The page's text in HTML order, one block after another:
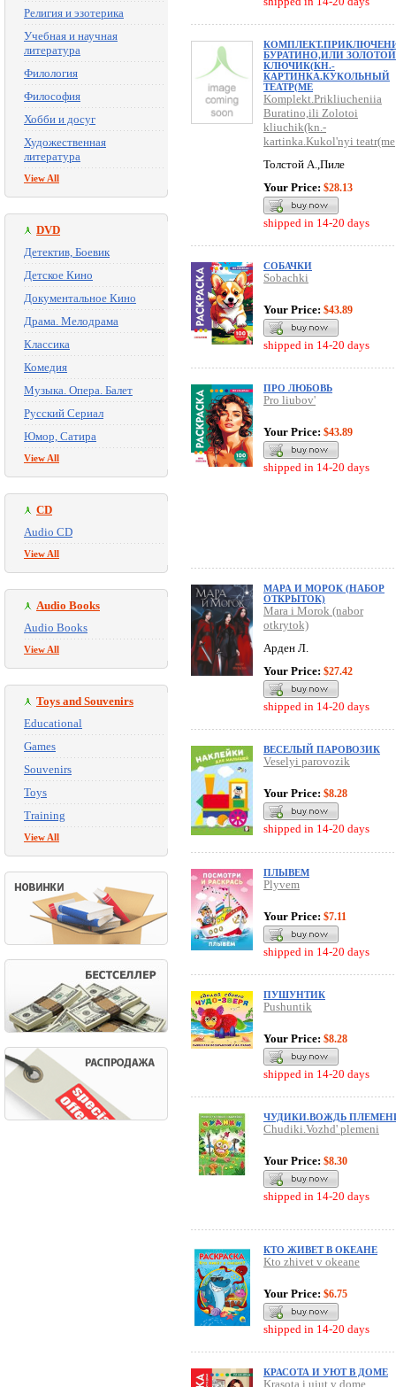
Религия и эзотерика
Учебная и научная
литература
Филология
Философия
Хобби и досуг
Художественная
литература
View All
DVD
Детектив, Боевик
Детское Кино
Документальное Кино
Драма. Мелодрама
Классика
Комедия
Музыка. Опера. Балет
Русский Сериал
Юмор, Сатира
View All
CD
Audio CD
View All
Audio Books
Audio Books
View All
Toys and Souvenirs
Educational
Games
Souvenirs
Toys
Training
View All
БУРАТИНО,ИЛИ ЗОЛОТОЙ
КЛЮЧИК(КН.-
КАРТИНКА.КУКОЛЬНЫЙ
ТЕАТР(МЕ
Komplekt.Prikliucheniia
Buratino,ili Zolotoi
kliuchik(kn.-
kartinka.Kukol'nyi teatr(me
Толстой А.,Пиле
Your Price: $28.13
shipped in 14-20 days
СОБАЧКИ
Sobachki
Your Price: $43.89
shipped in 14-20 days
ПРО ЛЮБОВЬ
Pro liubov'
Your Price: $43.89
shipped in 14-20 days
МАРА И МОРОК (НАБОР
ОТКРЫТОК)
Mara i Morok (nabor
otkrytok)
Арден Л.
Your Price: $27.42
shipped in 14-20 days
ВЕСЕЛЫЙ ПАРОВОЗИК
Veselyi parovozik
Your Price: $8.28
shipped in 14-20 days
ПЛЫВЕМ
Plyvem
Your Price: $7.11
shipped in 14-20 days
ПУШУНТИК
Pushuntik
Your Price: $8.28
shipped in 14-20 days
ЧУДИКИ.ВОЖДЬ
Chudiki.Vozhd' plemeni
Your Price: $8.30
shipped in 14-20 days
КТО ЖИВЕТ В ОКЕАНЕ
Kto zhivet v okeane
Your Price: $6.75
shipped in 14-20 days
КРАСОТА И УЮТ В ДОМЕ
Krasota i uiut v dome